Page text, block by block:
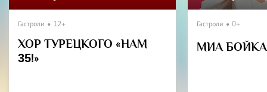
Гастроли 12+
ХОР ТУРЕЦКОГО «НАМ
35!»
Гастроли 0+
МИА БОЙКА